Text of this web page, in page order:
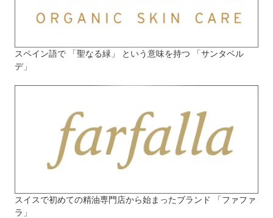
スペイン語で 「聖なる緑」 という意味を持つ 「サンタベル
デ」
スイスで初めての精油専門店から始まったブランド 「ファファ
ラ」